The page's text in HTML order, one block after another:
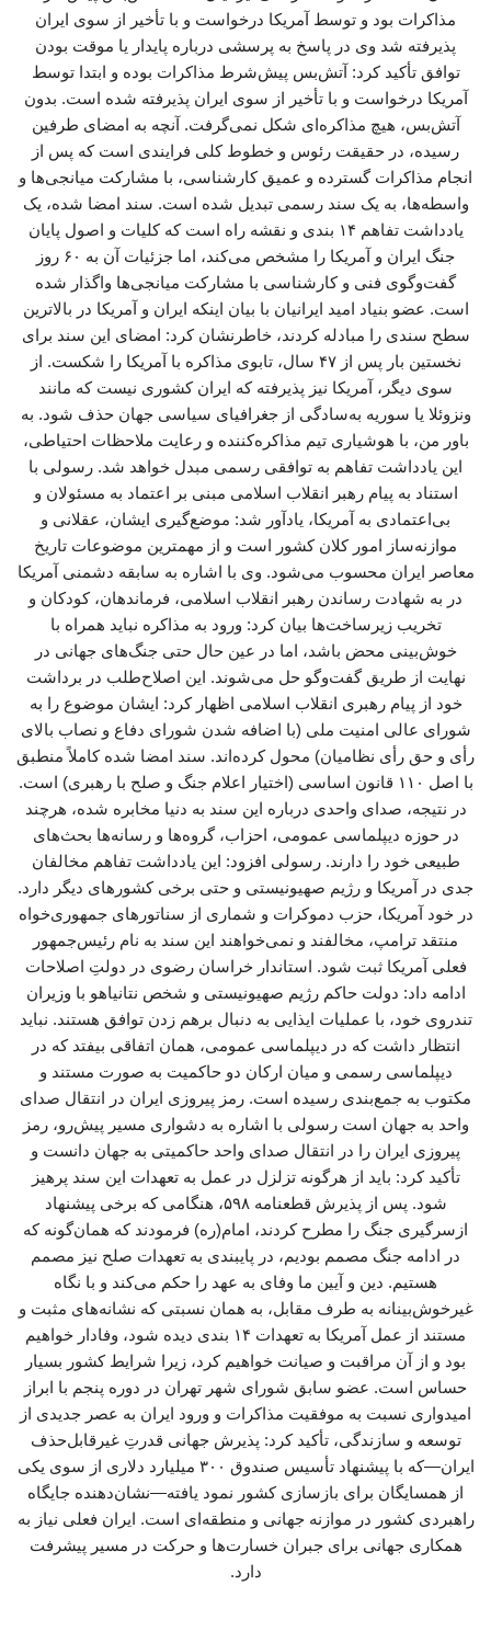
مذاکرات بود و توسط آمریکا درخواست و با تأخیر از سوی ایران
پذیرفته شد وی در پاسخ به پرسشی درباره پایدار یا موقت بودن
توافق تأکید کرد: آتش‌بس پیش‌شرط مذاکرات بوده و ابتدا توسط
آمریکا درخواست و با تأخیر از سوی ایران پذیرفته شده است. بدون
آتش‌بس، هیچ مذاکره‌ای شکل نمی‌گرفت. آنچه به امضای طرفین
رسیده، در حقیقت رئوس و خطوط کلی فرایندی است که پس از
انجام مذاکرات گسترده و عمیق کارشناسی، با مشارکت میانجی‌ها و
واسطه‌ها، به یک سند رسمی تبدیل شده است. سند امضا شده، یک
یادداشت تفاهم ۱۴ بندی و نقشه‌ راه است که کلیات و اصول پایان
جنگ ایران و آمریکا را مشخص می‌کند، اما جزئیات آن به ۶۰ روز
گفت‌وگوی فنی و کارشناسی با مشارکت میانجی‌ها واگذار شده
است. عضو بنیاد امید ایرانیان با بیان اینکه ایران و آمریکا در بالاترین
سطح سندی را مبادله کردند، خاطرنشان کرد: امضای این سند برای
نخستین بار پس از ۴۷ سال، تابوی مذاکره با آمریکا را شکست. از
سوی دیگر، آمریکا نیز پذیرفته که ایران کشوری نیست که مانند
ونزوئلا یا سوریه به‌سادگی از جغرافیای سیاسی جهان حذف شود. به
باور من، با هوشیاری تیم مذاکره‌کننده و رعایت ملاحظات احتیاطی،
این یادداشت تفاهم به توافقی رسمی مبدل خواهد شد. رسولی با
استناد به پیام رهبر انقلاب اسلامی مبنی بر اعتماد به مسئولان و
بی‌اعتمادی به آمریکا، یادآور شد: موضع‌گیری ایشان، عقلانی و
موازنه‌ساز امور کلان کشور است و از مهمترین موضوعات تاریخ
معاصر ایران محسوب می‌شود. وی با اشاره به سابقه دشمنی آمریکا
در به شهادت رساندن رهبر انقلاب اسلامی، فرماندهان، کودکان و
تخریب زیرساخت‌ها بیان کرد: ورود به مذاکره نباید همراه با
خوش‌بینی محض باشد، اما در عین حال حتی جنگ‌های جهانی در
نهایت از طریق گفت‌وگو حل می‌شوند. این اصلاح‌طلب در برداشت
خود از پیام رهبری انقلاب اسلامی اظهار کرد: ایشان موضوع را به
شورای عالی امنیت ملی (با اضافه شدن شورای دفاع و نصاب بالای
رأی و حق رأی نظامیان) محول کرده‌اند. سند امضا شده کاملاً منطبق
با اصل ۱۱۰ قانون اساسی (اختیار اعلام جنگ و صلح با رهبری) است.
در نتیجه، صدای واحدی درباره این سند به دنیا مخابره شده، هرچند
در حوزه دیپلماسی عمومی، احزاب، گروه‌ها و رسانه‌ها بحث‌های
طبیعی خود را دارند. رسولی افزود: این یادداشت تفاهم مخالفان
جدی در آمریکا و رژیم صهیونیستی و حتی برخی کشورهای دیگر دارد.
در خود آمریکا، حزب دموکرات و شماری از سناتورهای جمهوری‌خواه
منتقد ترامپ، مخالفند و نمی‌خواهند این سند به نام رئیس‌جمهور
فعلی آمریکا ثبت شود. استاندار خراسان رضوی در دولتِ اصلاحات
ادامه داد: دولت حاکم رژیم صهیونیستی و شخص نتانیاهو با وزیران
تندروی خود، با عملیات ایذایی به دنبال برهم زدن توافق هستند. نباید
انتظار داشت که در دیپلماسی عمومی، همان اتفاقی بیفتد که در
دیپلماسی رسمی و میان ارکان دو حاکمیت به صورت مستند و
مکتوب به جمع‌بندی رسیده است. رمز پیروزی ایران در انتقال صدای
واحد به جهان است رسولی با اشاره به دشواری مسیر پیش‌رو، رمز
پیروزی ایران را در انتقال صدای واحد حاکمیتی به جهان دانست و
تأکید کرد: باید از هرگونه تزلزل در عمل به تعهدات این سند پرهیز
شود. پس از پذیرش قطعنامه ۵۹۸، هنگامی که برخی پیشنهاد
ازسرگیری جنگ را مطرح کردند، امام(ره) فرمودند که همان‌گونه که
در ادامه جنگ مصمم بودیم، در پایبندی به تعهدات صلح نیز مصمم
هستیم. دین و آیین ما وفای به عهد را حکم می‌کند و با نگاه
غیرخوش‌بینانه به طرف مقابل، به همان نسبتی که نشانه‌های مثبت و
مستند از عمل آمریکا به تعهدات ۱۴ بندی دیده شود، وفادار خواهیم
بود و از آن مراقبت و صیانت خواهیم کرد، زیرا شرایط کشور بسیار
حساس است. عضو سابق شورای شهر تهران در دوره پنجم با ابراز
امیدواری نسبت به موفقیت مذاکرات و ورود ایران به عصر جدیدی از
توسعه و سازندگی، تأکید کرد: پذیرش جهانی قدرتِ غیرقابل‌حذف
ایران—که با پیشنهاد تأسیس صندوق ۳۰۰ میلیارد دلاری از سوی یکی
از همسایگان برای بازسازی کشور نمود یافته—نشان‌دهنده جایگاه
راهبردی کشور در موازنه جهانی و منطقه‌ای است. ایران فعلی نیاز به
همکاری جهانی برای جبران خسارت‌ها و حرکت در مسیر پیشرفت
دارد.